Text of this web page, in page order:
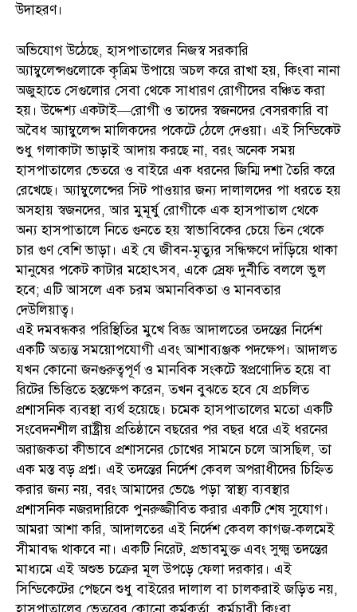
উদাহরণ।
অভিযোগ উঠেছে, হাসপাতালের নিজস্ব সরকারি
অ্যাম্বুলেন্সগুলোকে কৃত্রিম উপায়ে অচল করে রাখা হয়, কিংবা নানা
অজুহাতে সেগুলোর সেবা থেকে সাধারণ রোগীদের বঞ্চিত করা
হয়। উদ্দেশ্য একটাই—রোগী ও তাদের স্বজনদের বেসরকারি বা
অবৈধ অ্যাম্বুলেন্স মালিকদের পকেটে ঠেলে দেওয়া। এই সিন্ডিকেট
শুধু গলাকাটা ভাড়াই আদায় করছে না, বরং অনেক সময়
হাসপাতালের ভেতরে ও বাইরে এক ধরনের জিম্মি দশা তৈরি করে
রেখেছে। অ্যাম্বুলেন্সের সিট পাওয়ার জন্য দালালদের পা ধরতে হয়
অসহায় স্বজনদের, আর মুমূর্ষু রোগীকে এক হাসপাতাল থেকে
অন্য হাসপাতালে নিতে গুনতে হয় স্বাভাবিকের চেয়ে তিন থেকে
চার গুণ বেশি ভাড়া। এই যে জীবন-মৃত্যুর সন্ধিক্ষণে দাঁড়িয়ে থাকা
মানুষের পকেট কাটার মহোৎসব, একে স্রেফ দুর্নীতি বললে ভুল
হবে; এটি আসলে এক চরম অমানবিকতা ও মানবতার
দেউলিয়াত্ব।
এই দমবন্ধকর পরিস্থিতির মুখে বিজ্ঞ আদালতের তদন্তের নির্দেশ
একটি অত্যন্ত সময়োপযোগী এবং আশাব্যঞ্জক পদক্ষেপ। আদালত
যখন কোনো জনগুরুত্বপূর্ণ ও মানবিক সংকটে স্বপ্রণোদিত হয়ে বা
রিটের ভিত্তিতে হস্তক্ষেপ করেন, তখন বুঝতে হবে যে প্রচলিত
প্রশাসনিক ব্যবস্থা ব্যর্থ হয়েছে। চমেক হাসপাতালের মতো একটি
সংবেদনশীল রাষ্ট্রীয় প্রতিষ্ঠানে বছরের পর বছর ধরে এই ধরনের
অরাজকতা কীভাবে প্রশাসনের চোখের সামনে চলে আসছিল, তা
এক মস্ত বড় প্রশ্ন। এই তদন্তের নির্দেশ কেবল অপরাধীদের চিহ্নিত
করার জন্য নয়, বরং আমাদের ভেঙে পড়া স্বাস্থ্য ব্যবস্থার
প্রশাসনিক নজরদারিকে পুনরুজ্জীবিত করার একটি শেষ সুযোগ।
আমরা আশা করি, আদালতের এই নির্দেশ কেবল কাগজ-কলমেই
সীমাবদ্ধ থাকবে না। একটি নিরেট, প্রভাবমুক্ত এবং সুক্ষ্ম তদন্তের
মাধ্যমে এই অশুভ চক্রের মূল উপড়ে ফেলা দরকার। এই
সিন্ডিকেটের পেছনে শুধু বাইরের দালাল বা চালকরাই জড়িত নয়,